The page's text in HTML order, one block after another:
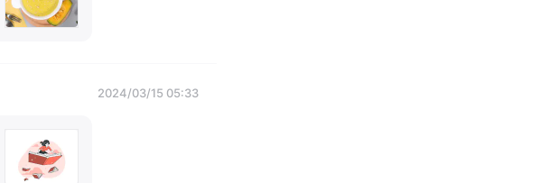
2024/03/15 05:33